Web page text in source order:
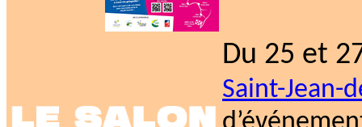
Du 25 et
Saint-Jean-